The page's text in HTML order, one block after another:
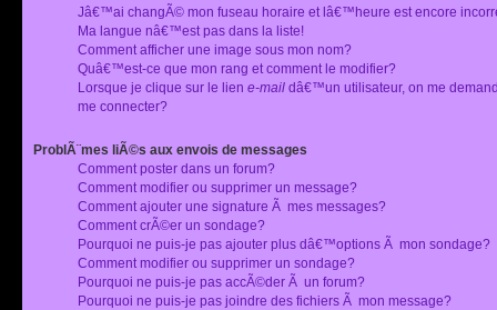
Jâ€™ai changÃ© mon fuseau horaire et lâ€™heure est encore
Ma langue nâ€™est pas dans la liste!
Comment afficher une image sous mon nom?
Quâ€™est-ce que mon rang et comment le modifier?
Lorsque je clique sur le lien e-mail dâ€™un utilisateur, on me
me connecter?
ProblÃ¨mes liÃ©s aux envois de messages
Comment poster dans un forum?
Comment modifier ou supprimer un message?
Comment ajouter une signature Ã mes messages?
Comment crÃ©er un sondage?
Pourquoi ne puis-je pas ajouter plus dâ€™options Ã mon sondage?
Comment modifier ou supprimer un sondage?
Pourquoi ne puis-je pas accÃ©der Ã un forum?
Pourquoi ne puis-je pas joindre des fichiers Ã mon message?